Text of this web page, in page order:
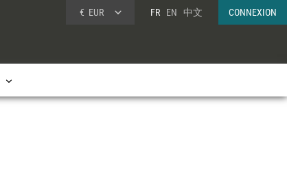
€ EUR FR EN 中文 CONNEXION